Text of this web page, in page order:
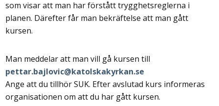
som visar att man har förstått trygghetsreglerna i
planen. Därefter får man bekräftelse att man gått
kursen.
Man meddelar att man vill gå kursen till
pettar.bajlovic@katolskakyrkan.se
Ange att du tillhör SUK. Efter avslutad kurs informeras
organisationen om att du har gått kursen.